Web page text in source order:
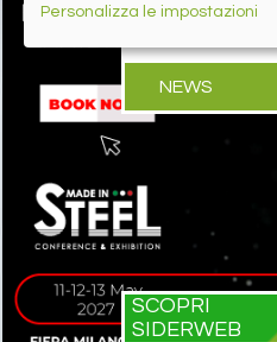
NEWS
SCOPRI
SIDERWEB
Personalizza le impostazioni